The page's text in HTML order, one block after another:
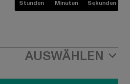
Stunden Minuten Sekunden
AUSWÄHLEN